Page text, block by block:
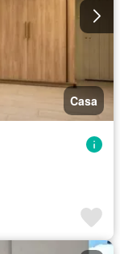
Casa